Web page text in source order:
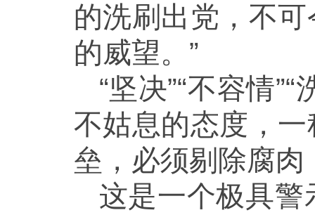
的洗刷出党，不
的威望。”
“坚决”“不容情
不姑息的态度，
垒，必须剔除腐
这是一个极具